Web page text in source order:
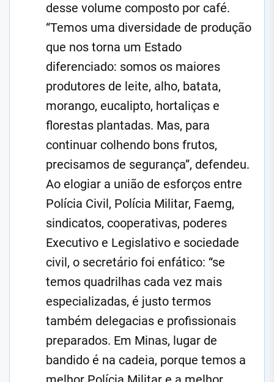
desse volume composto por café.
“Temos uma diversidade de produção
que nos torna um Estado
diferenciado: somos os maiores
produtores de leite, alho, batata,
morango, eucalipto, hortaliças e
florestas plantadas. Mas, para
continuar colhendo bons frutos,
precisamos de segurança”, defendeu.
Ao elogiar a união de esforços entre
Polícia Civil, Polícia Militar, Faemg,
sindicatos, cooperativas, poderes
Executivo e Legislativo e sociedade
civil, o secretário foi enfático: “se
temos quadrilhas cada vez mais
especializadas, é justo termos
também delegacias e profissionais
preparados. Em Minas, lugar de
bandido é na cadeia, porque temos a